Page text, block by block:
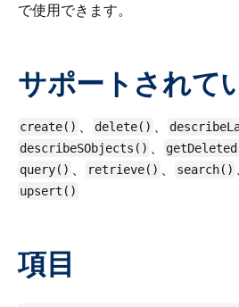
で使用できます。
サポートされて
create() 、 delete() 、
describeSObjects() 、
query() 、 retrieve() 、 search()
upsert()
項目